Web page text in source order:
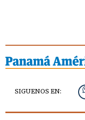
SIGUENOS EN: